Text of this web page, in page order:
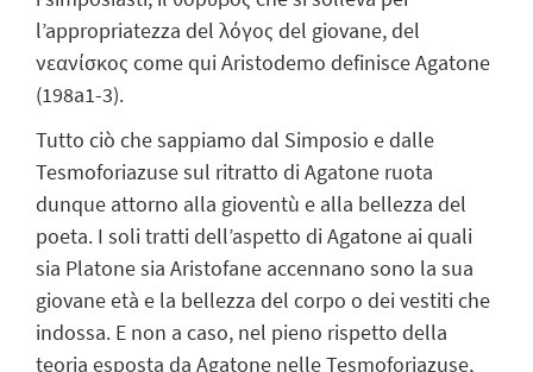
l’appropriatezza del λόγος del giovane, del
νεανίσκος come qui Aristodemo definisce Agatone
(198a1-3).
Tutto ciò che sappiamo dal Simposio e dalle
Tesmoforiazuse sul ritratto di Agatone ruota
dunque attorno alla gioventù e alla bellezza del
poeta. I soli tratti dell’aspetto di Agatone ai quali
sia Platone sia Aristofane accennano sono la sua
giovane età e la bellezza del corpo o dei vestiti che
indossa. E non a caso, nel pieno rispetto della
teoria esposta da Agatone nelle Tesmoforiazuse,